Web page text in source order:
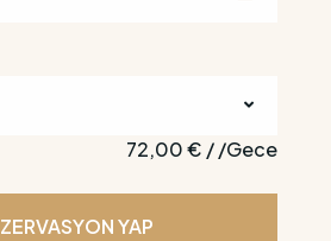
72,00 € / /Gece
YAP